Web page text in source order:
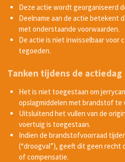
Deze actie wordt georganiseerd
Deelname aan de actie betekent
met onderstaande voorwaarden.
De actie is niet inwisselbaar voor
tegoeden.
Tanken tijdens de actiedag
Het is niet toegestaan om
opslagmiddelen met brandstof te
Uitsluitend het vullen van de
voertuig is toegestaan.
Indien de brandstofvoorraad
(“droogval”), geeft dit geen recht
of compensatie.